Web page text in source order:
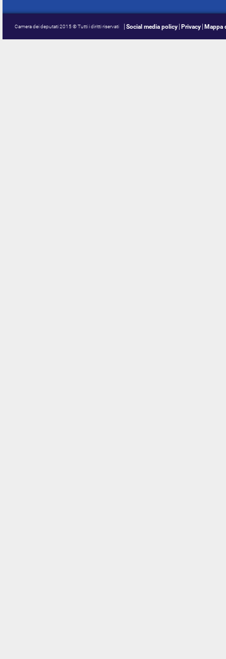
Camera dei deputati 2015 © Tutti i diritti riservati Social media policy Privacy Mappa